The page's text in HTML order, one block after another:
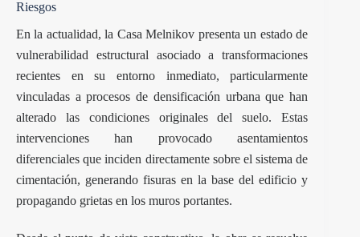
Riesgos
En la actualidad, la Casa Melnikov presenta un estado de
vulnerabilidad estructural asociado a transformaciones
recientes en su entorno inmediato, particularmente
vinculadas a procesos de densificación urbana que han
alterado las condiciones originales del suelo. Estas
intervenciones han provocado asentamientos
diferenciales que inciden directamente sobre el sistema de
cimentación, generando fisuras en la base del edificio y
propagando grietas en los muros portantes.